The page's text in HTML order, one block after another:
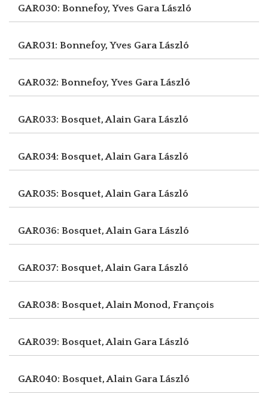
GAR030: Bonnefoy, Yves Gara László
GAR031: Bonnefoy, Yves Gara László
GAR032: Bonnefoy, Yves Gara László
GAR033: Bosquet, Alain Gara László
GAR034: Bosquet, Alain Gara László
GAR035: Bosquet, Alain Gara László
GAR036: Bosquet, Alain Gara László
GAR037: Bosquet, Alain Gara László
GAR038: Bosquet, AlainMonod, François
GAR039: Bosquet, Alain Gara László
GAR040: Bosquet, Alain Gara László